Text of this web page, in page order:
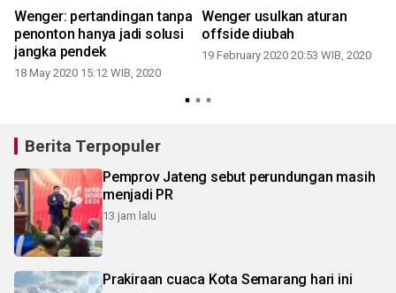
Wenger: pertandingan tanpa
penonton hanya jadi solusi
jangka pendek
18 May 2020 15:12 WIB, 2020
Wenger usulkan aturan
offside diubah
19 February 2020 20:53 WIB, 2020
Berita Terpopuler
Pemprov Jateng sebut perundungan masih
menjadi PR
13 jam lalu
Prakiraan cuaca Kota Semarang hari ini